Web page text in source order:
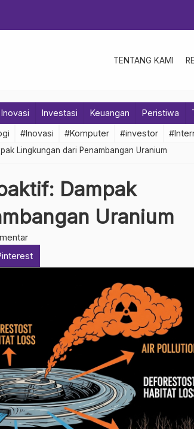
TENTANG KAMI
Inovasi Investasi Keuangan Peristiwa
#Inovasi #Komputer #investor
Lingkungan dari Penambangan Uranium
Dampak
Uranium